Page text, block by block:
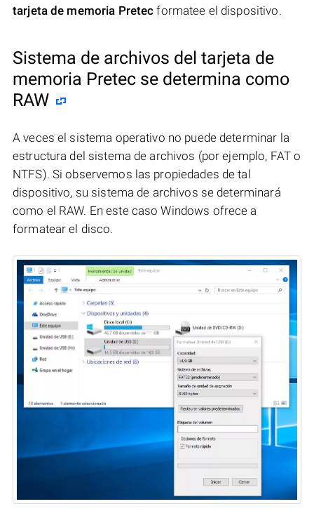
tarjeta de memoria Pretec formatee el dispositivo.
Sistema de archivos del tarjeta de
memoria Pretec se determina como
RAW
A veces el sistema operativo no puede determinar la
estructura del sistema de archivos (por ejemplo, FAT o
NTFS). Si observemos las propiedades de tal
dispositivo, su sistema de archivos se determinará
como el RAW. En este caso Windows ofrece a
formatear el disco.